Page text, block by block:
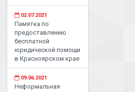
02.07.2021
Памятка по
предоставлению
бесплатной
юридической помощи
в Красноярском крае
09.06.2021
Неформальная